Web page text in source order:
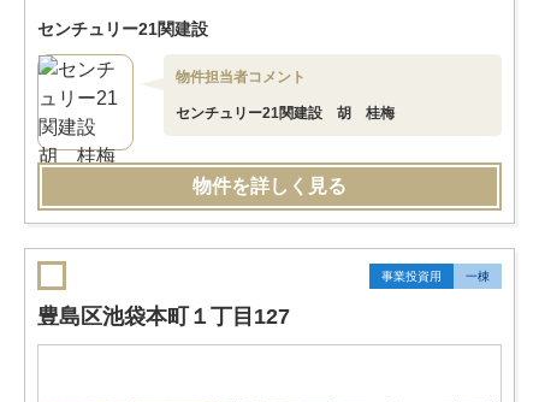
センチュリー21関建設
物件担当者コメント
センチュリー21関建設 胡 桂梅
物件を詳しく見る
事業投資用 一棟
豊島区池袋本町１丁目127